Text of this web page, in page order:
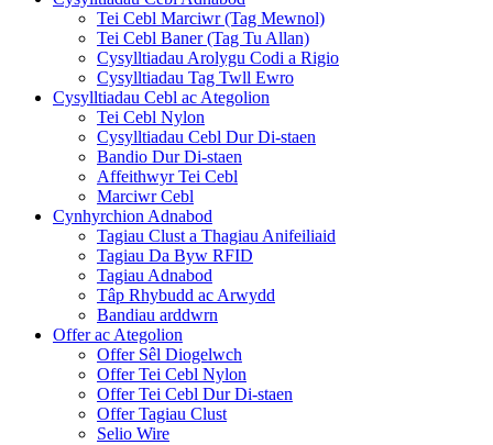
Tei Cebl Marciwr (Tag Mewnol)
Tei Cebl Baner (Tag Tu Allan)
Cysylltiadau Arolygu Codi a Rigio
Cysylltiadau Tag Twll Ewro
Cysylltiadau Cebl ac Ategolion
Tei Cebl Nylon
Cysylltiadau Cebl Dur Di-staen
Bandio Dur Di-staen
Affeithwyr Tei Cebl
Marciwr Cebl
Cynhyrchion Adnabod
Tagiau Clust a Thagiau Anifeiliaid
Tagiau Da Byw RFID
Tagiau Adnabod
Tâp Rhybudd ac Arwydd
Bandiau arddwrn
Offer ac Ategolion
Offer Sêl Diogelwch
Offer Tei Cebl Nylon
Offer Tei Cebl Dur Di-staen
Offer Tagiau Clust
Selio Wire